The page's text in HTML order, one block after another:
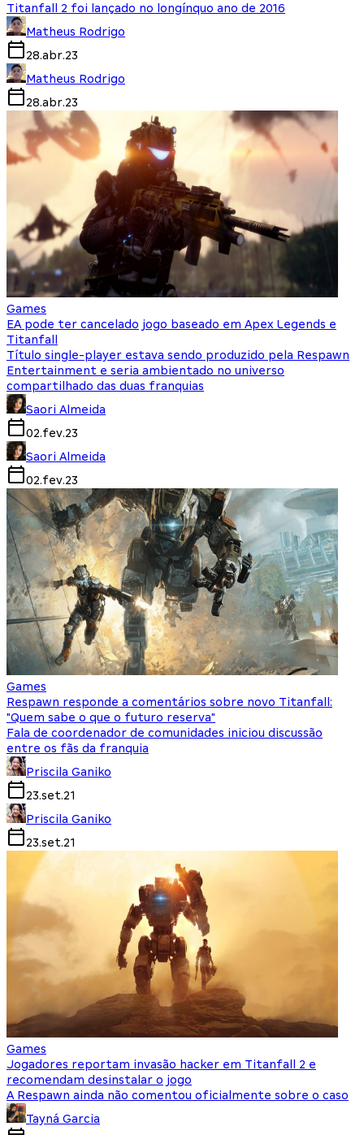
Titanfall 2 foi lançado no longínquo ano de 2016
Matheus Rodrigo
28.abr.23
Matheus Rodrigo
28.abr.23
Games
EA pode ter cancelado jogo baseado em Apex Legends e
Titanfall
Título single-player estava sendo produzido pela Respawn
Entertainment e seria ambientado no universo
compartilhado das duas franquias
Saori Almeida
02.fev.23
Saori Almeida
02.fev.23
Games
Respawn responde a comentários sobre novo Titanfall:
"Quem sabe o que o futuro reserva"
Fala de coordenador de comunidades iniciou discussão
entre os fãs da franquia
Priscila Ganiko
23.set.21
Priscila Ganiko
23.set.21
Games
Jogadores reportam invasão hacker em Titanfall 2 e
recomendam desinstalar o jogo
A Respawn ainda não comentou oficialmente sobre o caso
Tayná Garcia